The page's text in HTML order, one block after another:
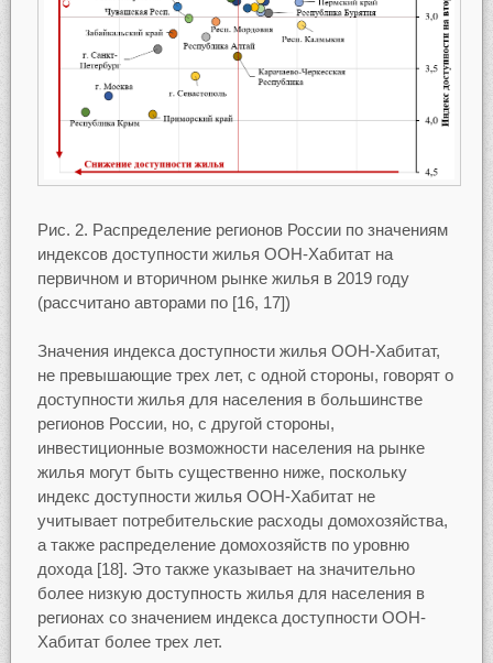
Рис. 2. Распределение регионов России по значениям
индексов доступности жилья ООН-Хабитат на
первичном и вторичном рынке жилья в 2019 году
(рассчитано авторами по [16, 17])
Значения индекса доступности жилья ООН-Хабитат,
не превышающие трех лет, с одной стороны, говорят о
доступности жилья для населения в большинстве
регионов России, но, с другой стороны,
инвестиционные возможности населения на рынке
жилья могут быть существенно ниже, поскольку
индекс доступности жилья ООН-Хабитат не
учитывает потребительские расходы домохозяйства,
а также распределение домохозяйств по уровню
дохода [18]. Это также указывает на значительно
более низкую доступность жилья для населения в
регионах со значением индекса доступности ООН-
Хабитат более трех лет.